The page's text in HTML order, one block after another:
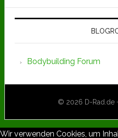
Bodybuilding Forum
© 2026 D-Rad.de ·
Wir verwenden Cookies, um